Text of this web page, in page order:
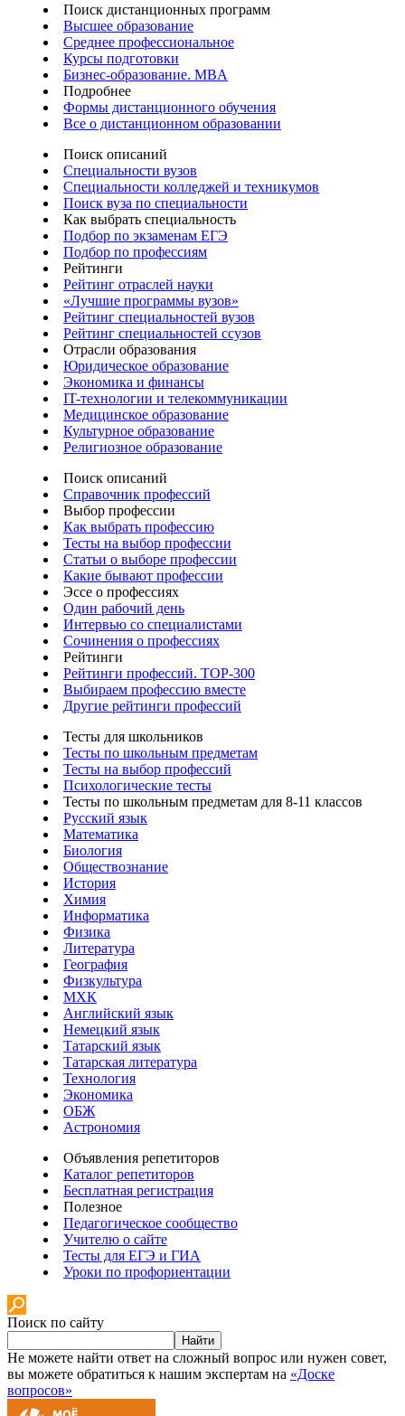
Поиск дистанционных программ
Высшее образование
Среднее профессиональное
Курсы подготовки
Бизнес-образование. MBA
Подробнее
Формы дистанционного обучения
Все о дистанционном образовании
Поиск описаний
Специальности вузов
Специальности колледжей и техникумов
Поиск вуза по специальности
Как выбрать специальность
Подбор по экзаменам ЕГЭ
Подбор по профессиям
Рейтинги
Рейтинг отраслей науки
«Лучшие программы вузов»
Рейтинг специальностей вузов
Рейтинг специальностей ссузов
Отрасли образования
Юридическое образование
Экономика и финансы
IT-технологии и телекоммуникации
Медицинское образование
Культурное образование
Религиозное образование
Поиск описаний
Справочник профессий
Выбор профессии
Как выбрать профессию
Тесты на выбор профессии
Статьи о выборе профессии
Какие бывают профессии
Эссе о профессиях
Один рабочий день
Интервью со специалистами
Сочинения о профессиях
Рейтинги
Рейтинги профессий. TOP-300
Выбираем профессию вместе
Другие рейтинги профессий
Тесты для школьников
Тесты по школьным предметам
Тесты на выбор профессий
Психологические тесты
Тесты по школьным предметам для 8-11 классов
Русский язык
Математика
Биология
Обществознание
История
Химия
Информатика
Физика
Литература
География
Физкультура
МХК
Английский язык
Немецкий язык
Татарский язык
Татарская литература
Технология
Экономика
ОБЖ
Астрономия
Объявления репетиторов
Каталог репетиторов
Бесплатная регистрация
Полезное
Педагогическое сообщество
Учителю о сайте
Тесты для ЕГЭ и ГИА
Уроки по профориентации
Поиск по сайту
Найти
Не можете найти ответ на сложный вопрос или нужен совет,
вы можете обратиться к нашим экспертам на «Доске
вопросов»